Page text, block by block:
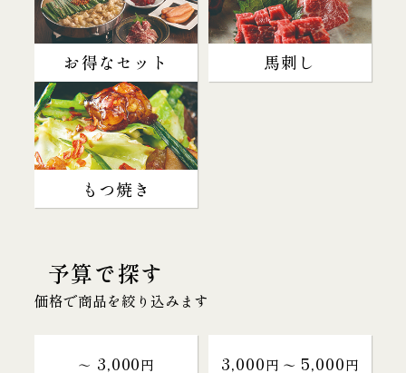
お得なセット 馬刺し
もつ焼き
予算で探す
価格で商品を絞り込みます
～ 3,000円 3,000円 〜 5,000円